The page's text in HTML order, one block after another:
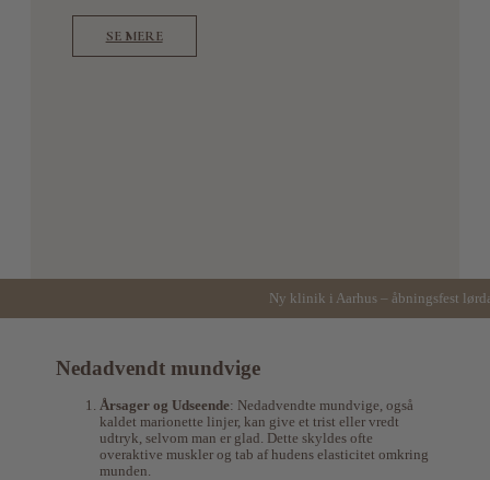
SE MERE
Ny klinik i Aarhus – åbningsfest
Nedadvendt mundvige
Årsager og Udseende: Nedadvendte mundvige, også
kaldet marionette linjer, kan give et trist eller vredt
udtryk, selvom man er glad. Dette skyldes ofte
overaktive muskler og tab af hudens elasticitet omkring
munden.